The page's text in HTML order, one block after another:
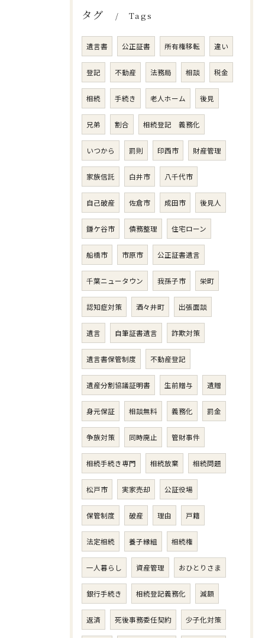
タグ Tags
遺言書 公正証書 所有権移転 違い
登記 不動産 法務局 相談 税金
相続 手続き 老人ホーム 後見
兄弟 割合 相続登記 義務化
いつから 罰則 印西市 財産管理
家族信託 白井市 八千代市
自己破産 佐倉市 成田市 後見人
鎌ケ谷市 債務整理 住宅ローン
船橋市 市原市 公正証書遺言
千葉ニュータウン 我孫子市 栄町
認知症対策 酒々井町 出張面談
遺言 自筆証書遺言 詐欺対策
遺言書保管制度 不動産登記
遺産分割協議証明書 生前贈与 遺贈
身元保証 相談無料 義務化 罰金
争族対策 同時廃止 管財事件
相続手続き専門 相続放棄 相続問題
松戸市 実家売却 公証役場
保管制度 破産 理由 戸籍
法定相続 養子縁組 相続権
一人暮らし 資産管理 おひとりさま
銀行手続き 相続登記義務化 減額
返済 死後事務委任契約 少子化対策